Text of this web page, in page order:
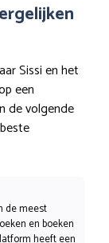
Sissi en het
een
de volgende
de meest
en boeken
heeft een